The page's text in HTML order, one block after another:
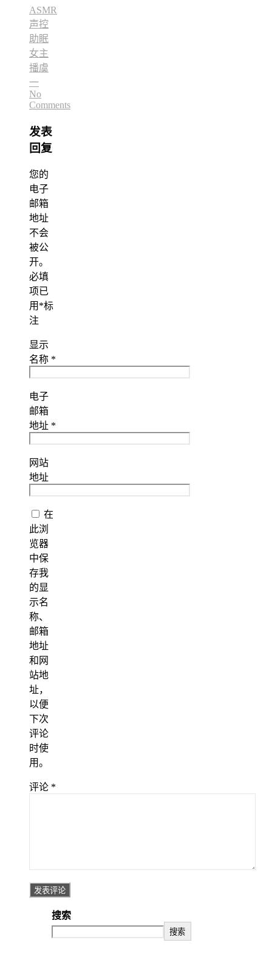
ASMR
声控
助眠
女主
播虞
一
No
Comments
发表
回复
您的
电子
邮箱
地址
不会
被公
开。
必填
项已
用 *标
注
显示
名称 *
电子
邮箱
地址 *
网站
地址
在
此浏
览器
中保
存我
的显
示名
称、
邮箱
地址
和网
站地
址，
以便
下次
评论
时使
用。
评论 *
搜索
搜索